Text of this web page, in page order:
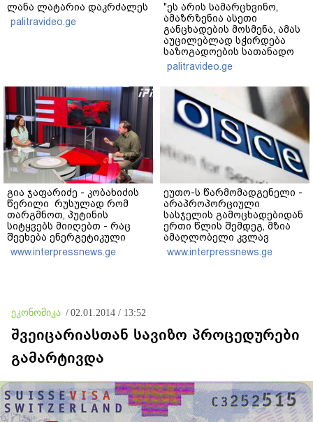
ლანა ლატარია დაკრძალეს
palitravideo.ge
"ეს არის სამარცხვინო,
ამაზრზენია ასეთი
განცხადების მოსმენა, ამას
აუცილებლად სჭირდება
საზოგადოების სათანადო
რეაქცია" - ირაკლი
კობახიძე
palitravideo.ge
გია ჯაფარიძე - კობახიძის
წერილი რუსულად რომ
თარგმნოთ, პუტინის
სიტყვებს მიიღებთ - რაც
შეეხება ენერგეტიკული
სისტემის პრობლემას,
ნამდვილად ვაპირებ
www.interpressnews.ge
ეუთო-ს წარმომადგენელი -
არაპროპორციული
სასჯელის გამოცხადებიდან
ერთი წლის შემდეგ, მზია
ამაღლობელი კვლავ
პატიმრობაში რჩება -
მოვუწოდებ საქართველოს
www.interpressnews.ge
ეკონომიკა / 02.01.2014 / 13:52
შვეიცარიასთან სავიზო პროცედურები
გამარტივდა